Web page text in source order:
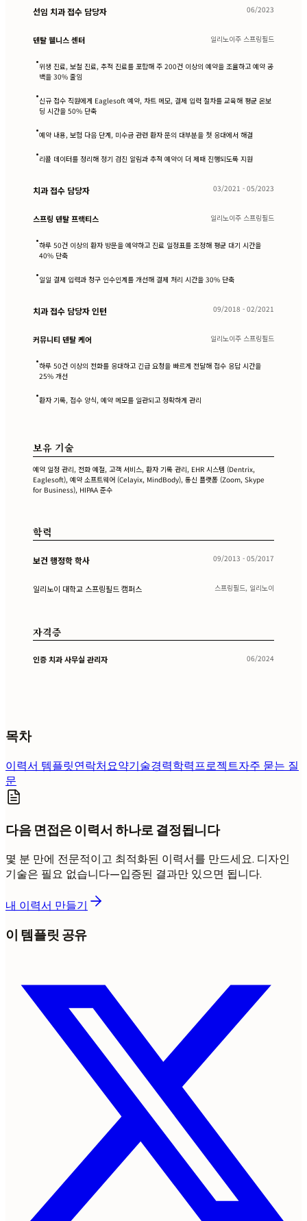
선임 치과 접수 담당자 06/2023
덴탈 웰니스 센터 일리노이주 스프링필드
•위생 진료, 보철 진료, 추적 진료를 포함해 주 200건 이상의 예약을 조율하고 예약 공
백을 30% 줄임
•신규 접수 직원에게 Eaglesoft 예약, 차트 메모, 결제 입력 절차를 교육해 평균 온보
딩 시간을 50% 단축
•예약 내용, 보험 다음 단계, 미수금 관련 환자 문의 대부분을 첫 응대에서 해결
•리콜 데이터를 정리해 정기 검진 알림과 추적 예약이 더 제때 진행되도록 지원
치과 접수 담당자 03/2021 - 05/2023
스프링 덴탈 프랙티스 일리노이주 스프링필드
•하루 50건 이상의 환자 방문을 예약하고 진료 일정표를 조정해 평균 대기 시간을
40% 단축
•일일 결제 입력과 청구 인수인계를 개선해 결제 처리 시간을 30% 단축
치과 접수 담당자 인턴 09/2018 - 02/2021
커뮤니티 덴탈 케어 일리노이주 스프링필드
•하루 50건 이상의 전화를 응대하고 긴급 요청을 빠르게 전달해 접수 응답 시간을
25% 개선
•환자 기록, 접수 양식, 예약 메모를 일관되고 정확하게 관리
보유 기술
예약 일정 관리, 전화 예절, 고객 서비스, 환자 기록 관리, EHR 시스템 (Dentrix,
Eaglesoft), 예약 소프트웨어 (Celayix, MindBody), 통신 플랫폼 (Zoom, Skype
for Business), HIPAA 준수
학력
보건 행정학 학사 09/2013 - 05/2017
일리노이 대학교 스프링필드 캠퍼스 스프링필드, 일리노이
자격증
인증 치과 사무실 관리자 06/2024
목차
이력서 템플릿연락처요약기술경력학력프로젝트자주 묻는 질
문
다음 면접은 이력서 하나로 결정됩니다
몇 분 만에 전문적이고 최적화된 이력서를 만드세요. 디자인
기술은 필요 없습니다—입증된 결과만 있으면 됩니다.
내 이력서 만들기
이 템플릿 공유